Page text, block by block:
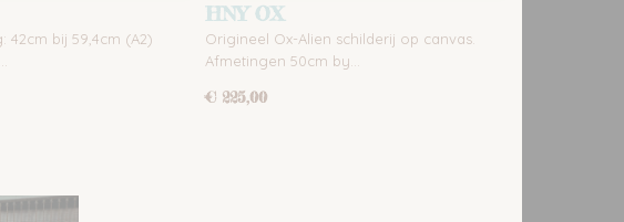
42cm bij 59,4cm (A2)
HNY OX
Origineel Ox-Alien schilderij op canvas.
Afmetingen 50cm by…
€ 225,00